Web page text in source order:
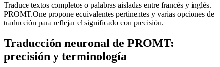
Traduce textos completos o palabras aisladas entre francés y inglés.
PROMT.One propone equivalentes pertinentes y varias opciones de
traducción para reflejar el significado con precisión.
Traducción neuronal de PROMT:
precisión y terminología